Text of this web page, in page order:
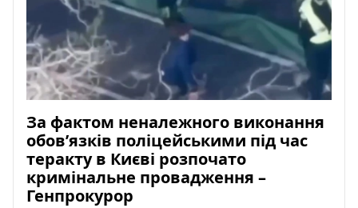
За фактом неналежного виконання
обов’язків поліцейськими під час
теракту в Києві розпочато
кримінальне провадження –
Генпрокурор